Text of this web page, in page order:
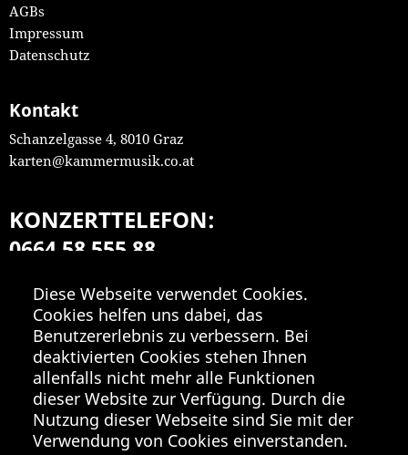
Diese Webseite verwendet Cookies.
Cookies helfen uns dabei, das
Benutzererlebnis zu verbessern. Bei
deaktivierten Cookies stehen Ihnen
allenfalls nicht mehr alle Funktionen
dieser Website zur Verfügung. Durch die
Nutzung dieser Webseite sind Sie mit der
Verwendung von Cookies einverstanden.
AGBs
Impressum
Datenschutz
Kontakt
Schanzelgasse 4, 8010 Graz
karten@kammermusik.co.at
KONZERTTELEFON:
0664 58 555 88
Mo-Fr 9:00-18:00